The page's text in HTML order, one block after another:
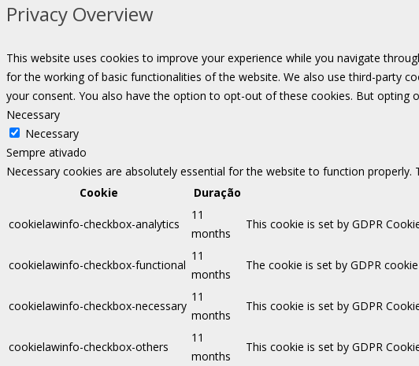
Privacy Overview
This website uses cookies to improve your experience while you navigate
for the working of basic functionalities of the website. We also use third-party
your consent. You also have the option to opt-out of these cookies. But
Necessary
Necessary
Sempre ativado
Necessary cookies are absolutely essential for the website to function
Cookie
Duração
cookielawinfo-checkbox-analytics
11
months
This cookie is set by GDPR
cookielawinfo-checkbox-functional
11
months
The cookie is set by GDPR
cookielawinfo-checkbox-necessary
11
months
This cookie is set by GDPR
cookielawinfo-checkbox-others
11
months
This cookie is set by GDPR